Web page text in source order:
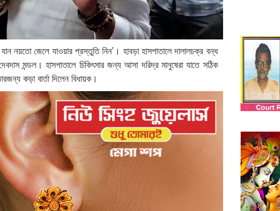
নয়তো জেলে যাওয়ার প্রস্তুতি নিন’। হাবড়া হাসপাতালে দালালচক্র বন্ধ
মন্ডল। হাসপাতালে চিকিৎসার জন্য আসা দরিদ্র মানুষেরা যাতে সঠিক
কড়া বার্তা দিলেন বিধায়ক।